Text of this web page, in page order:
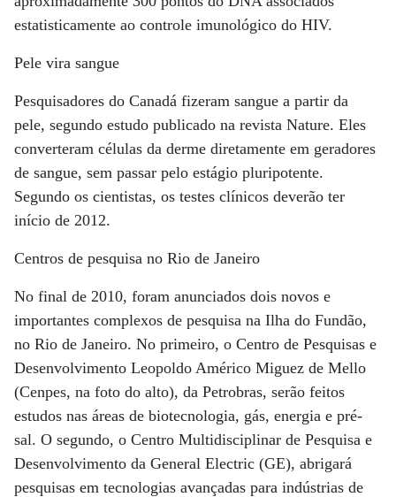
estatisticamente ao controle imunológico do HIV.
Pele vira sangue
Pesquisadores do Canadá fizeram sangue a partir da
pele, segundo estudo publicado na revista Nature. Eles
converteram células da derme diretamente em geradores
de sangue, sem passar pelo estágio pluripotente.
Segundo os cientistas, os testes clínicos deverão ter
início de 2012.
Centros de pesquisa no Rio de Janeiro
No final de 2010, foram anunciados dois novos e
importantes complexos de pesquisa na Ilha do Fundão,
no Rio de Janeiro. No primeiro, o Centro de Pesquisas e
Desenvolvimento Leopoldo Américo Miguez de Mello
(Cenpes, na foto do alto), da Petrobras, serão feitos
estudos nas áreas de biotecnologia, gás, energia e pré-
sal. O segundo, o Centro Multidisciplinar de Pesquisa e
Desenvolvimento da General Electric (GE), abrigará
pesquisas em tecnologias avançadas para indústrias de